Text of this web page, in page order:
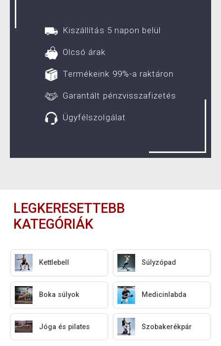
Kiszállítás 5 napon belül
Olcsó árak
Termékeink 99%-a raktáron
Garantált pénzvisszafizetés
Ügyfélszolgálat
LEGKERESETTEBB
KATEGÓRIÁK
Kettlebell Súlyzópad
Boka súlyok Medicinlabda
Jóga és pilates Szobakerékpár